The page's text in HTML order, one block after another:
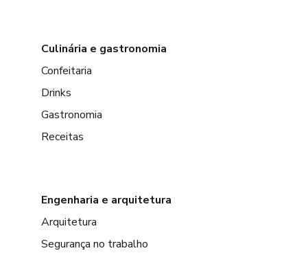
Culinária e gastronomia
Confeitaria
Drinks
Gastronomia
Receitas
Engenharia e arquitetura
Arquitetura
Segurança no trabalho